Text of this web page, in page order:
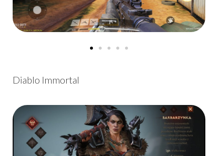
Diablo Immortal